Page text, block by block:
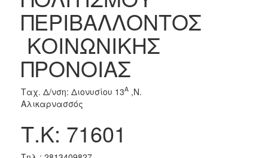
ΤΟΠΟΣ
ΠΟΛΙΤΙΣΜΟΣ
ΑΝΘΕΚΤΙΚΗ
ΠΕΡΙΒΑΛΛΟΝΤΟΣ
ΚΟΙΝΩΝΙΚΗΣ
ΠΡΟΝΟΙΑΣ
Ταχ. Δ/νση: Διονυσίου 13Α ,Ν.
Αλικαρνασσός
Τ.Κ: 71601